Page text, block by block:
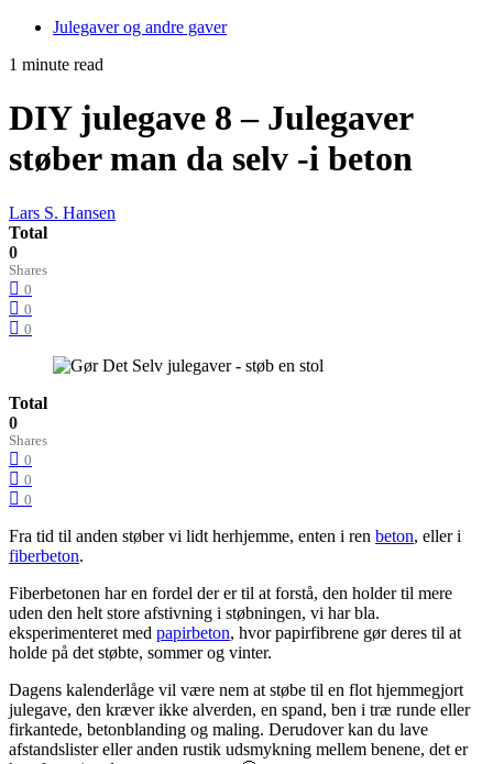
Julegaver og andre gaver
1 minute read
DIY julegave 8 – Julegaver
støber man da selv -i beton
Lars S. Hansen
Total
0
Shares
0
0
0
Total
0
Shares
0
0
0
Fra tid til anden støber vi lidt herhjemme, enten i ren beton, eller i
fiberbeton.
Fiberbetonen har en fordel der er til at forstå, den holder til mere
uden den helt store afstivning i støbningen, vi har bla.
eksperimenteret med papirbeton, hvor papirfibrene gør deres til at
holde på det støbte, sommer og vinter.
Dagens kalenderlåge vil være nem at støbe til en flot hjemmegjort
julegave, den kræver ikke alverden, en spand, ben i træ runde eller
firkantede, betonblanding og maling. Derudover kan du lave
afstandslister eller anden rustik udsmykning mellem benene, det er